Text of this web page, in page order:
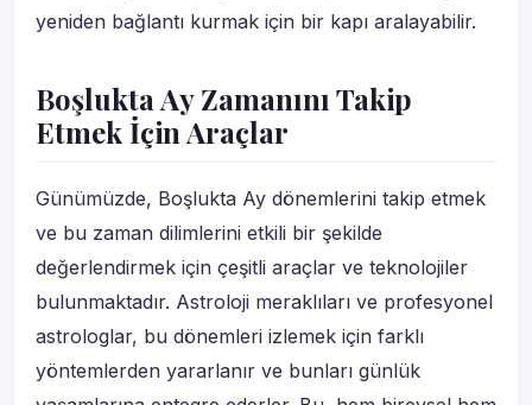
yeniden bağlantı kurmak için bir kapı aralayabilir.
Boşlukta Ay Zamanını Takip
Etmek İçin Araçlar
Günümüzde, Boşlukta Ay dönemlerini takip etmek
ve bu zaman dilimlerini etkili bir şekilde
değerlendirmek için çeşitli araçlar ve teknolojiler
bulunmaktadır. Astroloji meraklıları ve profesyonel
astrologlar, bu dönemleri izlemek için farklı
yöntemlerden yararlanır ve bunları günlük